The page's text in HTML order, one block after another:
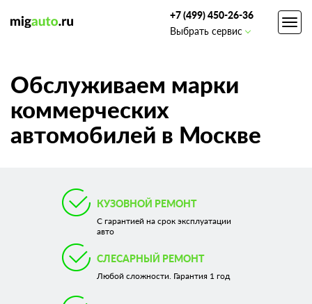
+7 (499) 450-26-36
Выбрать сервис
Обслуживаем марки
коммерческих
автомобилей в Москве
КУЗОВНОЙ РЕМОНТ
С гарантией на срок эксплуатации
авто
СЛЕСАРНЫЙ РЕМОНТ
Любой сложности. Гарантия 1 год